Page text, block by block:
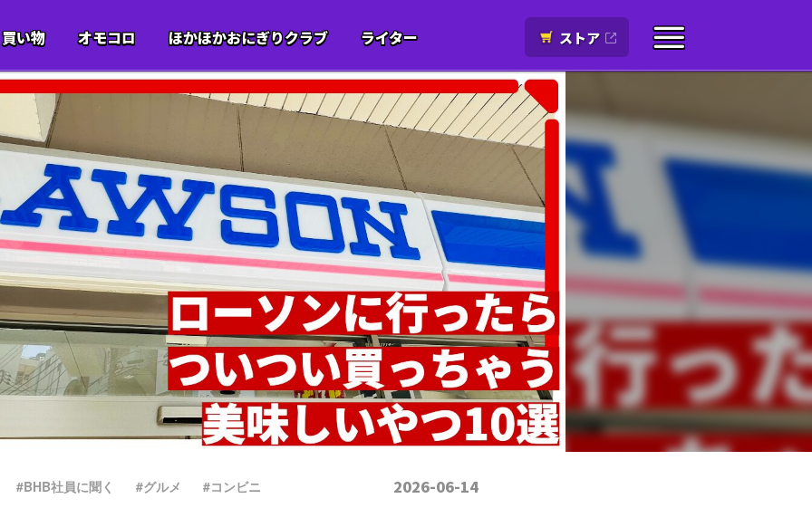
買い物 オモコロ ほかほかおにぎりクラブ ライター ストア
#BHB社員に聞く #グルメ #コンビニ 2026-06-14